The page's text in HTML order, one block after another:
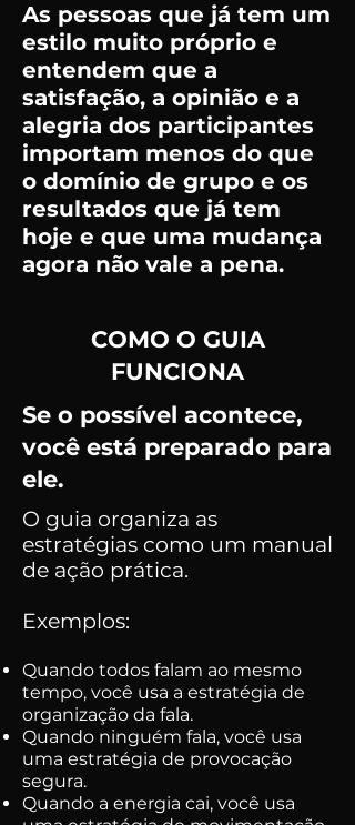
As pessoas que já tem um
estilo muito próprio e
entendem que a
satisfação, a opinião e a
alegria dos participantes
importam menos do que
o domínio de grupo e os
resultados que já tem
hoje e que uma mudança
agora não vale a pena.
COMO O GUIA
FUNCIONA
Se o possível acontece,
você está preparado para
ele.
O guia organiza as
estratégias como um manual
de ação prática.
Exemplos:
Quando todos falam ao mesmo
tempo, você usa a estratégia de
organização da fala.
Quando ninguém fala, você usa
uma estratégia de provocação
segura.
Quando a energia cai, você usa